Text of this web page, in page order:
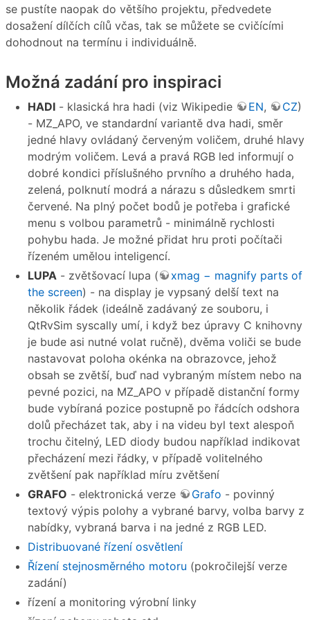
se pustíte naopak do většího projektu, předvedete
dosažení dílčích cílů včas, tak se můžete se cvičícími
dohodnout na termínu i individuálně.
Možná zadání pro inspiraci
HADI - klasická hra hadi (viz Wikipedie EN, CZ)
- MZ_APO, ve standardní variantě dva hadi, směr
jedné hlavy ovládaný červeným voličem, druhé hlavy
modrým voličem. Levá a pravá RGB led informují o
dobré kondici příslušného prvního a druhého hada,
zelená, polknutí modrá a nárazu s důsledkem smrti
červené. Na plný počet bodů je potřeba i grafické
menu s volbou parametrů - minimálně rychlosti
pohybu hada. Je možné přidat hru proti počítači
řízeném umělou inteligencí.
LUPA - zvětšovací lupa (
xmag − magnify parts of
the screen) - na display je vypsaný delší text na
několik řádek (ideálně zadávaný ze souboru, i
QtRvSim syscally umí, i když bez úpravy C knihovny
je bude asi nutné volat ručně), dvěma voliči se bude
nastavovat poloha okénka na obrazovce, jehož
obsah se zvětší, buď nad vybraným místem nebo na
pevné pozici, na MZ_APO v případě distanční formy
bude vybíraná pozice postupně po řádcích odshora
dolů přecházet tak, aby i na videu byl text alespoň
trochu čitelný, LED diody budou například indikovat
přecházení mezi řádky, v případě volitelného
zvětšení pak například míru zvětšení
GRAFO - elektronická verze Grafo - povinný
textový výpis polohy a vybrané barvy, volba barvy z
nabídky, vybraná barva i na jedné z RGB LED.
Distribuované řízení osvětlení
Řízení stejnosměrného motoru (pokročilejší verze
zadání)
řízení a monitoring výrobní linky